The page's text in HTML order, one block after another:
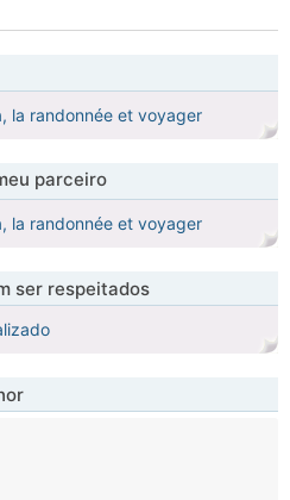
la randonnée et voyager
parceiro
la randonnée et voyager
ser respeitados